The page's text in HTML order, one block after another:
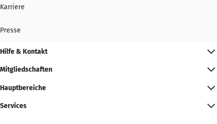
Karriere
Presse
Hilfe & Kontakt
Mitgliedschaften
Hauptbereiche
Services